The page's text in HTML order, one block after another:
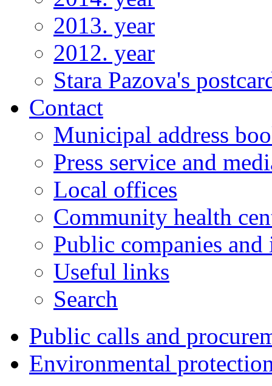
2013. year
2012. year
Stara Pazova's
Contact
Municipal address
Press service and
Local offices
Community health
Public companies
Useful links
Search
Public calls and
Environmental